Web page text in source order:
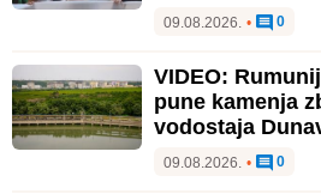
09.08.2026. • 0
VIDEO:
pune kamenja
vodostaja
09.08.2026. • 0